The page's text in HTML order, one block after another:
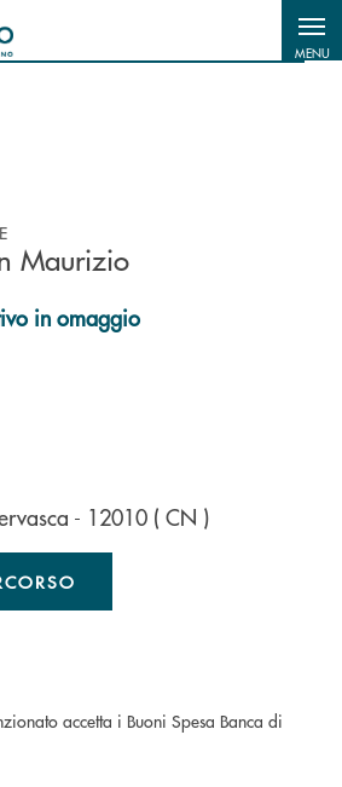
MENU
Maurizio
in omaggio
- 12010 ( CN )
accetta i Buoni Spesa Banca di